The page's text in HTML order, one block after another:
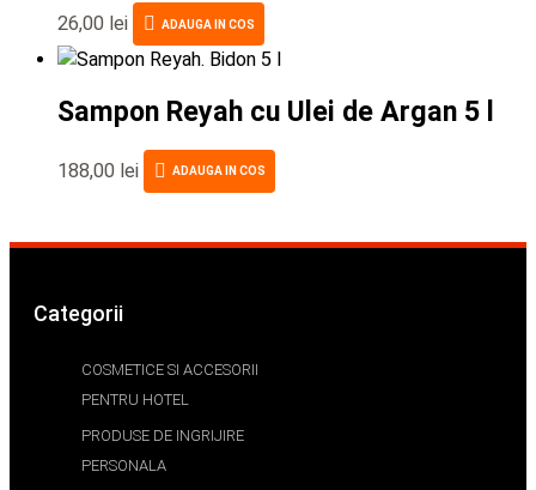
26,00 lei ADAUGA IN COS
Sampon Reyah cu Ulei de Argan 5 l
188,00 lei ADAUGA IN COS
Categorii
COSMETICE SI ACCESORII
PENTRU HOTEL
PRODUSE DE INGRIJIRE
PERSONALA